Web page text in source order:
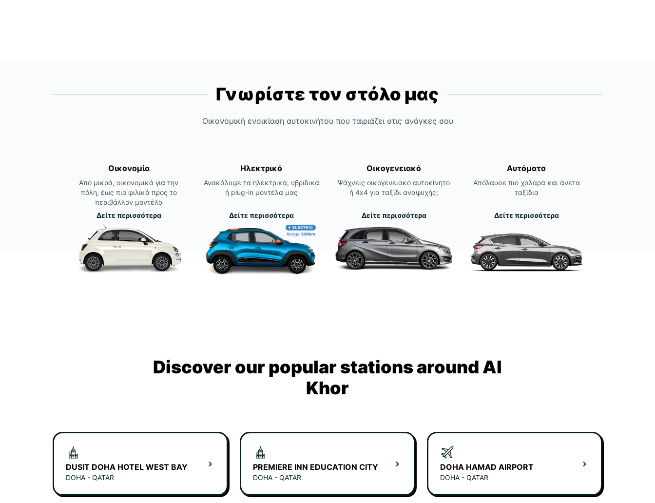
Γνωρίστε τον στόλο μας
Οικονομική ενοικίαση αυτοκινήτου που ταιριάζει στις ανάγκες σου
Οικονομία
Από μικρά, οικονομικά για την
πόλη, έως πιο φιλικά προς το
περιβάλλον μοντέλα
Δείτε περισσότερα
Ηλεκτρικό
Ανακάλυψε τα ηλεκτρικά, υβριδικά
ή plug-in μοντέλα μας
Δείτε περισσότερα
Οικογενειακό
Ψάχνεις οικογενειακό αυτοκίνητο
ή 4x4 για ταξίδι αναψυχής;
Δείτε περισσότερα
Αυτόματο
Απόλαυσε πιο χαλαρά και άνετα
ταξίδια
Δείτε περισσότερα
Discover our popular stations around Al
Khor
DUSIT DOHA HOTEL WEST BAY
DOHA - QATAR
PREMIERE INN EDUCATION CITY
DOHA - QATAR
DOHA HAMAD AIRPORT
DOHA - QATAR